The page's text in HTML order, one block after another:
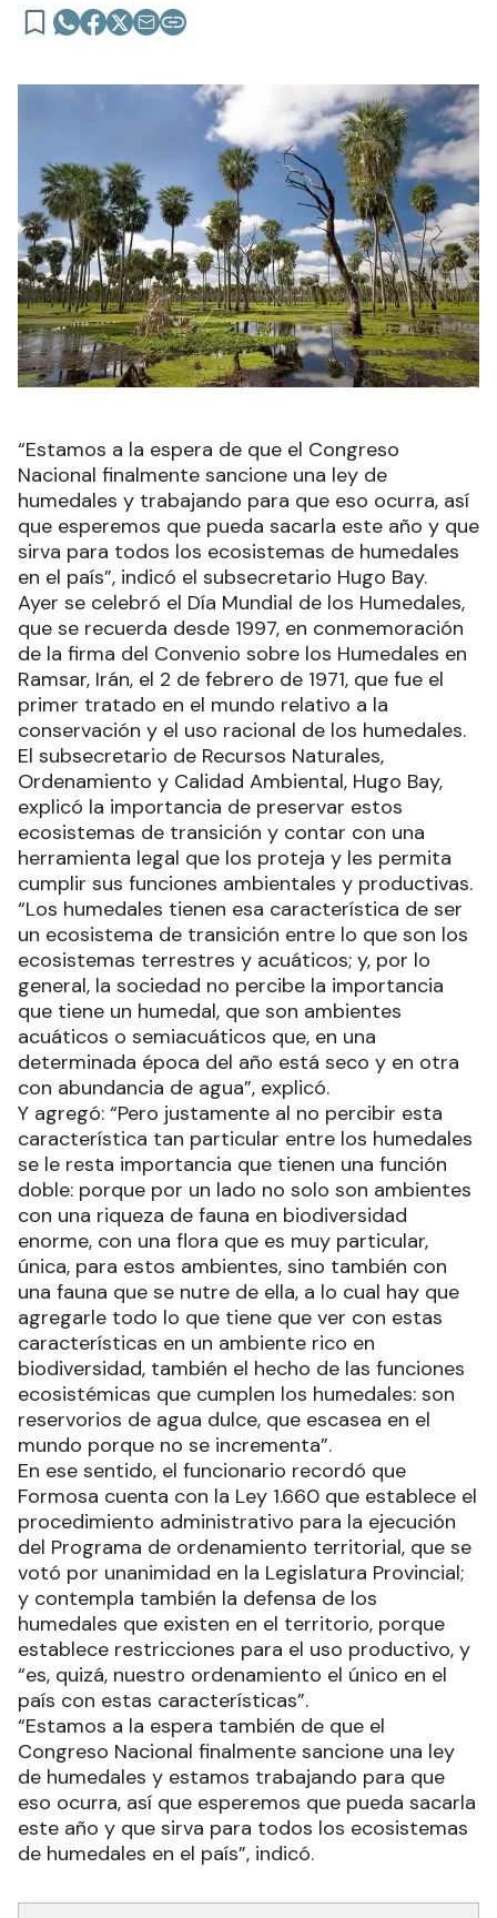
“Estamos a la espera de que el Congreso
Nacional finalmente sancione una ley de
humedales y trabajando para que eso ocurra, así
que esperemos que pueda sacarla este año y que
sirva para todos los ecosistemas de humedales
en el país”, indicó el subsecretario Hugo Bay.
Ayer se celebró el Día Mundial de los Humedales,
que se recuerda desde 1997, en conmemoración
de la firma del Convenio sobre los Humedales en
Ramsar, Irán, el 2 de febrero de 1971, que fue el
primer tratado en el mundo relativo a la
conservación y el uso racional de los humedales.
El subsecretario de Recursos Naturales,
Ordenamiento y Calidad Ambiental, Hugo Bay,
explicó la importancia de preservar estos
ecosistemas de transición y contar con una
herramienta legal que los proteja y les permita
cumplir sus funciones ambientales y productivas.
“Los humedales tienen esa característica de ser
un ecosistema de transición entre lo que son los
ecosistemas terrestres y acuáticos; y, por lo
general, la sociedad no percibe la importancia
que tiene un humedal, que son ambientes
acuáticos o semiacuáticos que, en una
determinada época del año está seco y en otra
con abundancia de agua”, explicó.
Y agregó: “Pero justamente al no percibir esta
característica tan particular entre los humedales
se le resta importancia que tienen una función
doble: porque por un lado no solo son ambientes
con una riqueza de fauna en biodiversidad
enorme, con una flora que es muy particular,
única, para estos ambientes, sino también con
una fauna que se nutre de ella, a lo cual hay que
agregarle todo lo que tiene que ver con estas
características en un ambiente rico en
biodiversidad, también el hecho de las funciones
ecosistémicas que cumplen los humedales: son
reservorios de agua dulce, que escasea en el
mundo porque no se incrementa”.
En ese sentido, el funcionario recordó que
Formosa cuenta con la Ley 1.660 que establece el
procedimiento administrativo para la ejecución
del Programa de ordenamiento territorial, que se
votó por unanimidad en la Legislatura Provincial;
y contempla también la defensa de los
humedales que existen en el territorio, porque
establece restricciones para el uso productivo, y
“es, quizá, nuestro ordenamiento el único en el
país con estas características”.
“Estamos a la espera también de que el
Congreso Nacional finalmente sancione una ley
de humedales y estamos trabajando para que
eso ocurra, así que esperemos que pueda sacarla
este año y que sirva para todos los ecosistemas
de humedales en el país”, indicó.